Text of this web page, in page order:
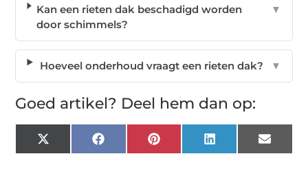
Kan een rieten dak beschadigd worden
door schimmels?
▼
Hoeveel onderhoud vraagt een rieten dak? ▼
Goed artikel? Deel hem dan op:
X
(Twitter)
FacebookPinterest LinkedIn Email